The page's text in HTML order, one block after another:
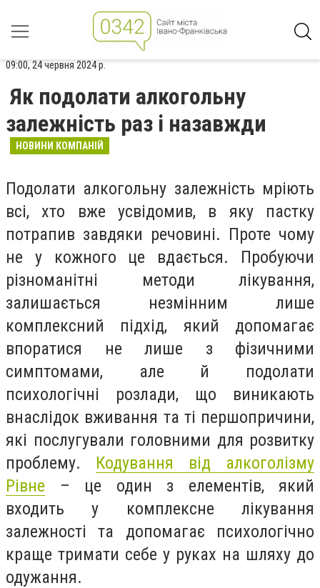
09:00, 24 червня 2024 р.
Як подолати алкогольну
залежність раз і назавжди
НОВИНИ КОМПАНІЙ
Подолати алкогольну залежність мріють
всі, хто вже усвідомив, в яку пастку
потрапив завдяки речовині. Проте чому
не у кожного це вдається. Пробуючи
різноманітні методи лікування,
залишається незмінним лише
комплексний підхід, який допомагає
впоратися не лише з фізичними
симптомами, але й подолати
психологічні розлади, що виникають
внаслідок вживання та ті першопричини,
які послугували головними для розвитку
проблему. Кодування від алкоголізму
Рівне – це один з елементів, який
входить у комплексне лікування
залежності та допомагає психологічно
краще тримати себе у руках на шляху до
одужання.